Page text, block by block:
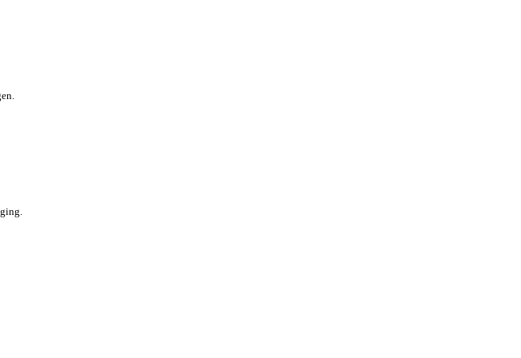
en flexibele POS-oplossingen — speciaal ontwikkeld voor de aftermarket.